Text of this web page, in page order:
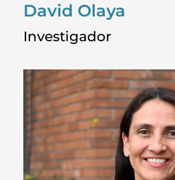
David Olaya
Investigador